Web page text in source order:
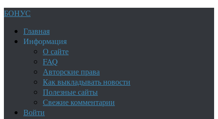
БОНУС
Главная
Информация
О сайте
FAQ
Авторские права
Как выкладывать новости
Полезные сайты
Свежие комментарии
Войти